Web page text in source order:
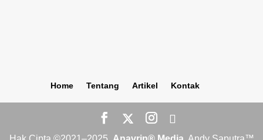
Home Tentang Artikel Kontak